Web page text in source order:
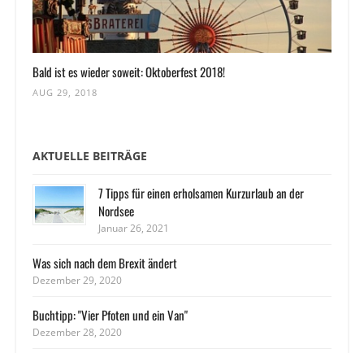
Bald ist es wieder soweit: Oktoberfest 2018!
AUG 29, 2018
AKTUELLE BEITRÄGE
7 Tipps für einen erholsamen Kurzurlaub an der
Nordsee
Januar 26, 2021
Was sich nach dem Brexit ändert
Dezember 29, 2020
Buchtipp: "Vier Pfoten und ein Van"
Dezember 28, 2020